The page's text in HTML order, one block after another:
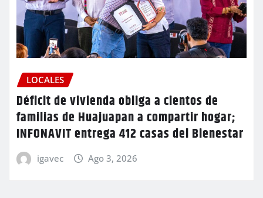
LOCALES
Déficit de vivienda obliga a cientos de
familias de Huajuapan a compartir hogar;
INFONAVIT entrega 412 casas del Bienestar
igavec Ago 3, 2026